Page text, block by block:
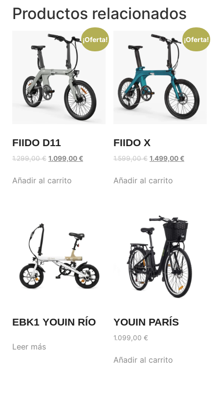
Productos relacionados
¡Oferta!
FIIDO D11
1.299,00€ 1.099,00€
Añadir al carrito
¡Oferta!
FIIDO X
1.599,00€ 1.499,00€
Añadir al carrito
EBK1 YOUIN RÍO
Leer más
YOUIN PARÍS
1.099,00 €
Añadir al carrito